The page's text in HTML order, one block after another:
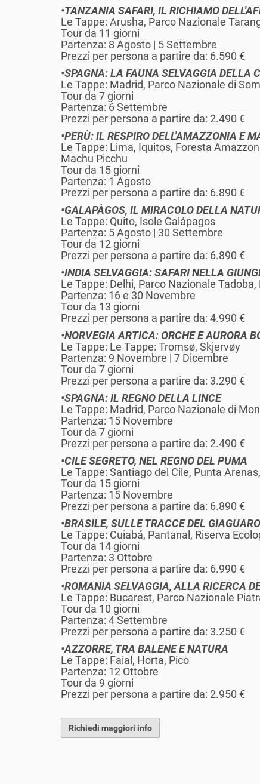
•TANZANIA SAFARI, IL RICHIAMO
Le Tappe: Arusha, Parco Nazionale
Tour da 11 giorni
Partenza: 8 Agosto | 5 Settembre
Prezzi per persona a partire da: 6.590 €
•SPAGNA: LA FAUNA SELVAGGIA DELLA
Le Tappe: Madrid, Parco Nazionale di
Tour da 7 giorni
Partenza: 6 Settembre
Prezzi per persona a partire da: 2.490 €
•PERÙ: IL RESPIRO DELL'AMAZZONIA E
Le Tappe: Lima, Iquitos, Foresta
Machu Picchu
Tour da 15 giorni
Partenza: 1 Agosto
Prezzi per persona a partire da: 6.890 €
•GALAPÀGOS, IL MIRACOLO DELLA
Le Tappe: Quito, Isole Galápagos
Partenza: 5 Agosto | 30 Settembre
Tour da 12 giorni
Prezzi per persona a partire da: 6.890 €
•INDIA SELVAGGIA: SAFARI NELLA
Le Tappe: Delhi, Parco Nazionale
Partenza: 16 e 30 Novembre
Tour da 13 giorni
Prezzi per persona a partire da: 4.990 €
•NORVEGIA ARTICA: ORCHE E AURORA
Le Tappe: Le Tappe: Tromsø, Skjervøy
Partenza: 9 Novembre | 7 Dicembre
Tour da 7 giorni
Prezzi per persona a partire da: 3.290 €
•SPAGNA: IL REGNO DELLA LINCE
Le Tappe: Madrid, Parco Nazionale di
Partenza: 15 Novembre
Tour da 7 giorni
Prezzi per persona a partire da: 2.490 €
•CILE SEGRETO, NEL REGNO DEL PUMA
Le Tappe: Santiago del Cile, Punta
Tour da 15 giorni
Partenza: 15 Novembre
Prezzi per persona a partire da: 6.890 €
•BRASILE, SULLE TRACCE DEL GIAGUARO
Le Tappe: Cuiabá, Pantanal, Riserva
Tour da 14 giorni
Partenza: 3 Ottobre
Prezzi per persona a partire da: 6.990 €
•ROMANIA SELVAGGIA, ALLA RICERCA
Le Tappe: Bucarest, Parco Nazionale
Tour da 10 giorni
Partenza: 4 Settembre
Prezzi per persona a partire da: 3.250 €
•AZZORRE, TRA BALENE E NATURA
Le Tappe: Faial, Horta, Pico
Partenza: 12 Ottobre
Tour da 9 giorni
Prezzi per persona a partire da: 2.950 €